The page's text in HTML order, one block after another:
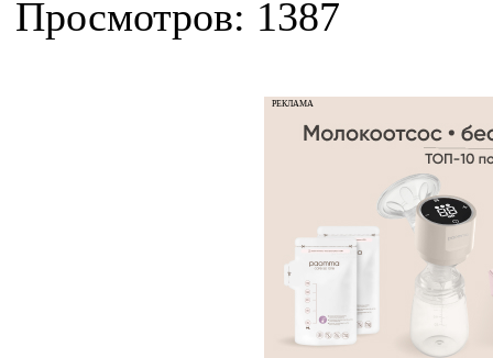
Просмотров: 1387
РЕКЛАМА